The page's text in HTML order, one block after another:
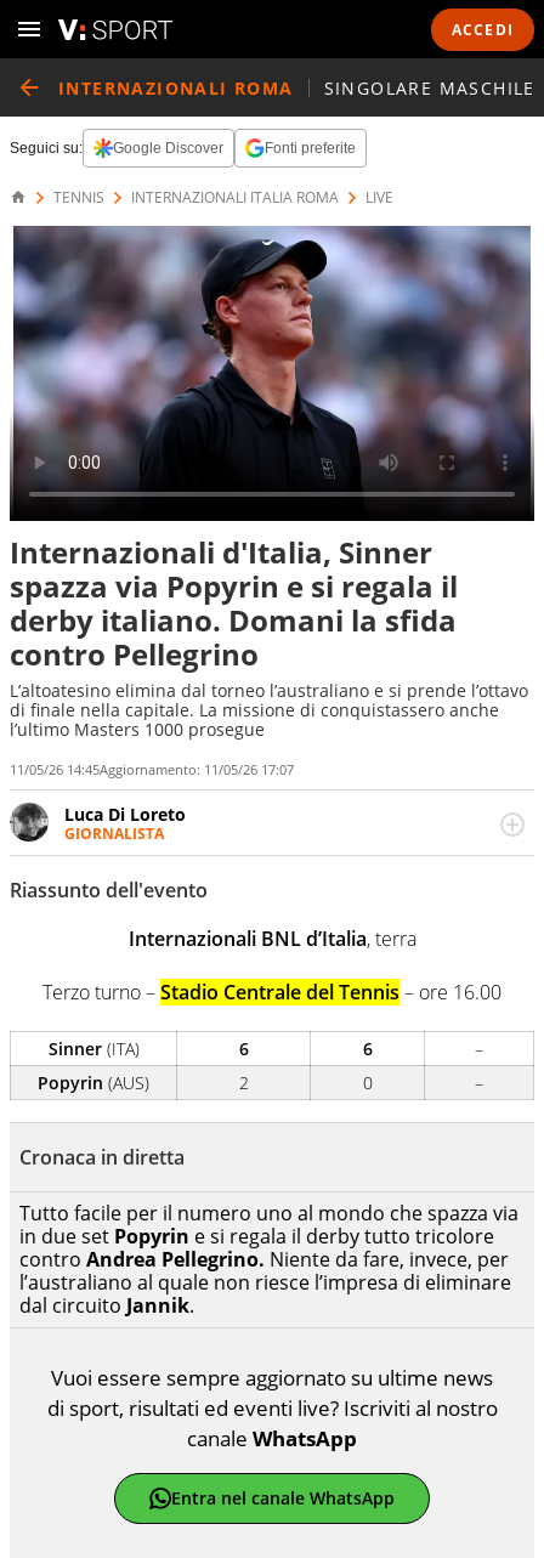
ACCEDI
INTERNAZIONALI ROMA SINGOLARE MASCHILE
Seguici su: Google Discover Fonti preferite
TENNIS INTERNAZIONALI ITALIA ROMA LIVE
Internazionali d'Italia, Sinner
spazza via Popyrin e si regala il
derby italiano. Domani la sfida
contro Pellegrino
L’altoatesino elimina dal torneo l’australiano e si prende l’ottavo
di finale nella capitale. La missione di conquistassero anche
l’ultimo Masters 1000 prosegue
11/05/26 14:45Aggiornamento: 11/05/26 17:07
Luca Di Loreto
GIORNALISTA
Giornalista pubblicista, appassionato di sport ma calcio e
tennis restano un capitolo ineguagliabile. Ho capito che il
calcio è una cosa seria quando ho pianto nel giorno in
Federer e Nadal il tennis ha vita ancora lunga quando un
esultava a Sofia per la prima volta in carriera
Riassunto dell'evento
Internazionali BNL d’Italia, terra
Terzo turno –Stadio Centrale del Tennis – ore 16.00
Sinner(ITA) 6 6
–
Popyrin (AUS) 2 0 –
Cronaca in diretta
Tutto facile per il numero uno al mondo che spazza via
in due set Popyrin e si regala il derby tutto tricolore
contro Andrea Pellegrino. Niente da fare, invece, per
l’australiano al quale non riesce l’impresa di eliminare
dal circuito Jannik.
Vuoi essere sempre aggiornato su ultime news
di sport, risultati ed eventi live? Iscriviti al nostro
canale WhatsApp
Entra nel canale WhatsApp